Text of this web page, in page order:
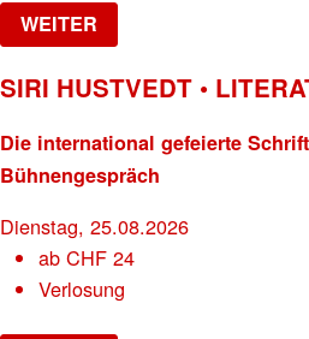
WEITER
SIRI HUSTVEDT •
Die international gefeierte
Bühnengespräch
Dienstag, 25.08.2026
abCHF 24
Verlosung